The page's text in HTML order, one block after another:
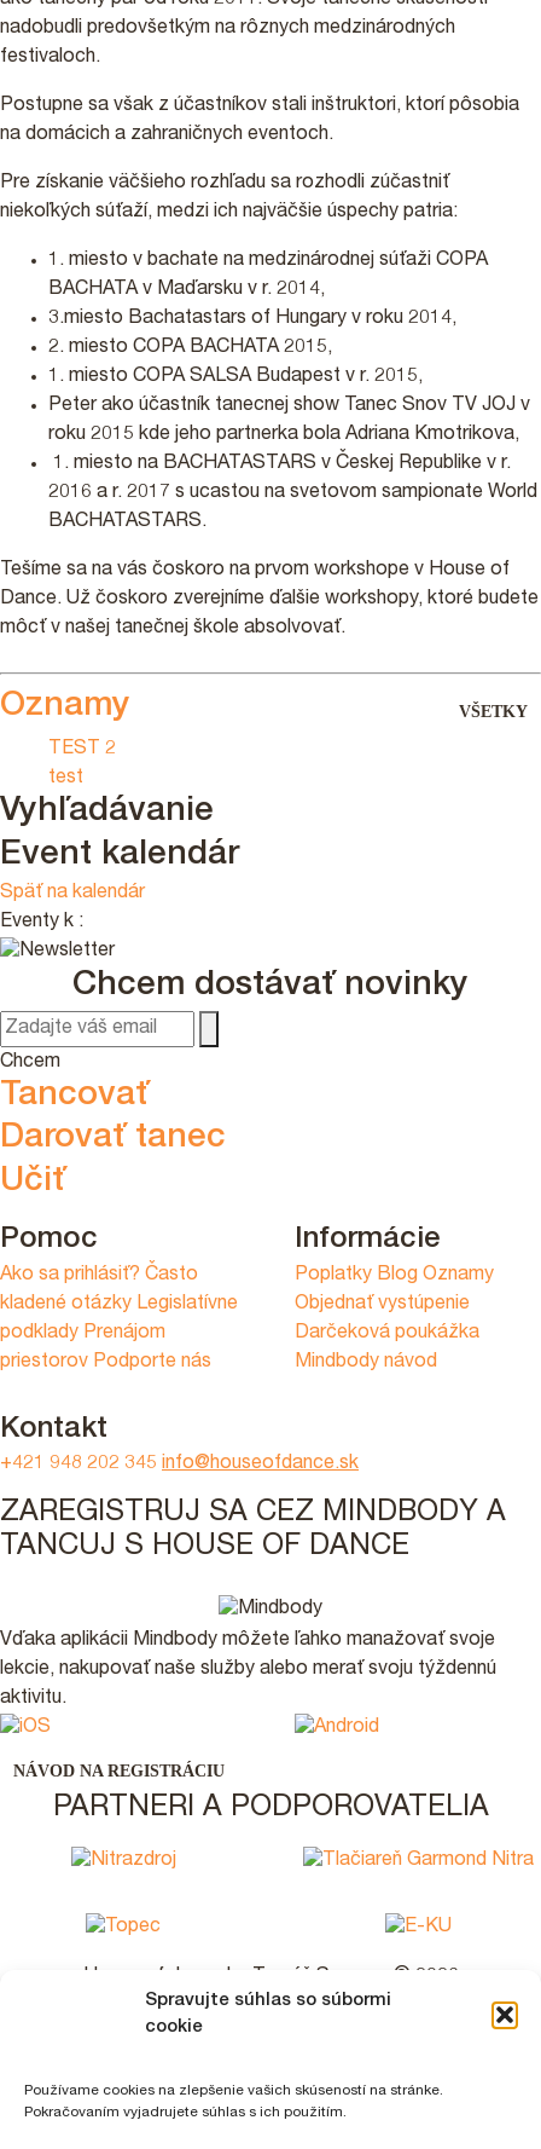
Spravujte súhlas so súbormi
cookie
Používame cookies na zlepšenie vašich skúseností na stránke.
Pokračovaním vyjadrujete súhlas s ich použitím.
nadobudli predovšetkým na rôznych medzinárodných
festivaloch.
Postupne sa však z účastníkov stali inštruktori, ktorí pôsobia
na domácich a zahraničnych eventoch.
Pre získanie väčšieho rozhľadu sa rozhodli zúčastniť
niekoľkých súťaží, medzi ich najväčšie úspechy patria:
1. miesto v bachate na medzinárodnej súťaži COPA
BACHATA v Maďarsku v r. 2014,
3.miesto Bachatastars of Hungary v roku 2014,
2. miesto COPA BACHATA 2015,
1. miesto COPA SALSA Budapest v r. 2015,
Peter ako účastník tanecnej show Tanec Snov TV JOJ v
roku 2015 kde jeho partnerka bola Adriana Kmotrikova,
1. miesto na BACHATASTARS v Českej Republike v r.
2016 a r. 2017 s ucastou na svetovom sampionate World
BACHATASTARS.
Tešíme sa na vás čoskoro na prvom workshope v House of
Dance. Už čoskoro zverejníme ďalšie workshopy, ktoré budete
môcť v našej tanečnej škole absolvovať.
Oznamy VŠETKY
TEST 2
test
Vyhľadávanie
Event kalendár
Späť na kalendár
Eventy k :
Chcem dostávať novinky
Chcem
Tancovať
Darovať tanec
Učiť
Pomoc
Ako sa prihlásiť? Často
kladené otázky Legislatívne
podklady Prenájom
priestorov Podporte nás
Informácie
Poplatky Blog Oznamy
Objednať vystúpenie
Darčeková poukážka
Mindbody návod
Kontakt
+421 948 202 345 info@houseofdance.sk
ZAREGISTRUJ SA CEZ MINDBODY A
TANCUJ S HOUSE OF DANCE
Vďaka aplikácii Mindbody môžete ľahko manažovať svoje
lekcie, nakupovať naše služby alebo merať svoju týždennú
aktivitu.
NÁVOD NA REGISTRÁCIU
PARTNERI A PODPOROVATELIA
House of dance by Tomáš Surovec © 2026
Strategy & Design by: Juraj Molnár
TEST 2
test